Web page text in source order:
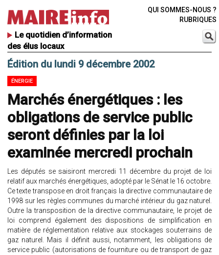
Le quotidien d’information
des élus locaux
QUI SOMMES-NOUS ?
RUBRIQUES
Édition du lundi 9 décembre 2002
ÉNERGIE
Marchés énergétiques : les
obligations de service public
seront définies par la loi
examinée mercredi prochain
Les députés se saisiront mercredi 11 décembre du projet de loi
relatif aux marchés énergétiques, adopté par le Sénat le 16 octobre.
Ce texte transpose en droit français la directive communautaire de
1998 sur les règles communes du marché intérieur du gaz naturel.
Outre la transposition de la directive communautaire, le projet de
loi comprend également des dispositions de simplification en
matière de réglementation relative aux stockages souterrains de
gaz naturel. Mais il définit aussi, notamment, les obligations de
service public (autorisations de fourniture ou de transport de gaz